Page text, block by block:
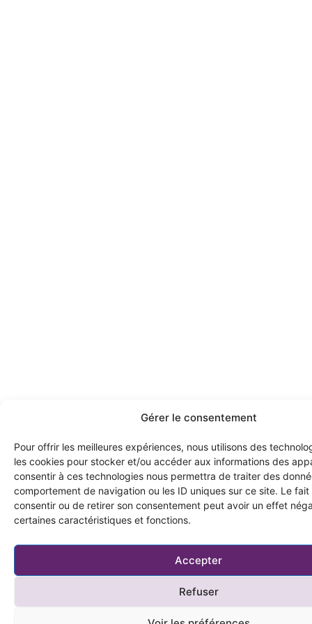
Gérer le consentement
Pour offrir les meilleures expériences, nous utilisons des
les cookies pour stocker et/ou accéder aux informations des
consentir à ces technologies nous permettra de traiter des
comportement de navigation ou les ID uniques sur ce site. Le
consentir ou de retirer son consentement peut avoir un effet
certaines caractéristiques et fonctions.
Accepter
Refuser